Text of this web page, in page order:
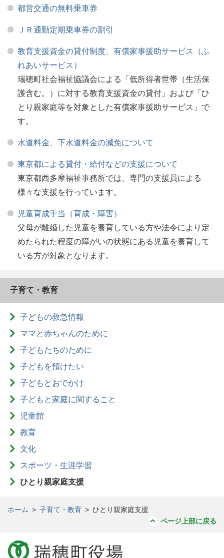
都営交通の無料乗車券
ＪＲ通勤定期乗車券の割引
教育支援資金の貸付制度、有償家事援助サービス（ふ
れあいサービス）
瑞穂町社会福祉協議会による「低所得者世帯（生活保
護含む。）に対する教育支援資金の貸付」および「ひ
とり親家庭等を対象とした有償家事援助サービス」で
す。
水道料金、下水道料金の減免について
東京都による貸付・給付などの支援について
東京都西多摩福祉事務所では、専門の支援員による
様々な支援を行っています。
児童育成手当（育成・障害）
父母が離婚した児童を養育している方や法令により定
めたられた程度の障がいの状態にある児童を養育して
いる方が対象となります。
子育て・教育
子どもの救急情報
ママと赤ちゃんのために
子どもたちのために
子どもを預けたい
子どもとおでかけ
子どもと家庭に関すること
児童館
教育
文化
スポーツ・生涯学習
ひとり親家庭支援
ホーム > 子育て・教育 > ひとり親家庭支援
ページ上部に戻る